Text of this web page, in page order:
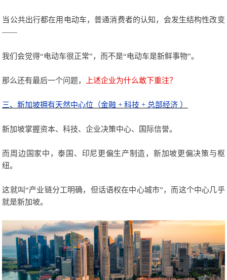
当公共出行都在用电动车，普通消费者的认知，会发生结构性改变
——
我们会觉得“电动车很正常”，而不是“电动车是新鲜事物”。
那么还有最后一个问题， 上述企业为什么敢下重注？
三、新加坡拥有天然中心位（金融 + 科技 + 总部经济 ）
新加坡掌握资本、科技、企业决策中心、国际信誉。
而周边国家中，泰国、印尼更偏生产制造，新加坡更偏决策与枢
纽。
这就叫“产业链分工明确，但话语权在中心城市”，而这个中心几乎
就是新加坡。